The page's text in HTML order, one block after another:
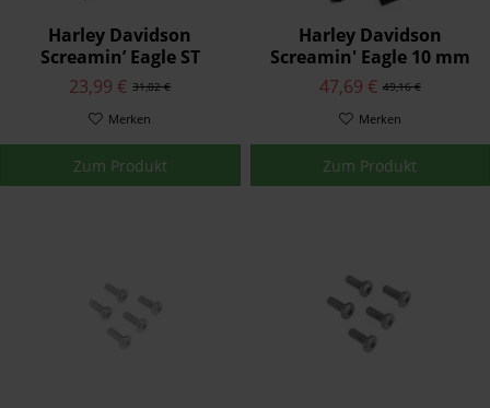
Harley Davidson
Screamin’ Eagle ST
Performance
Zündkerzen 31600106
31,02 €
23,99 €
Merken
Zum Produkt
Harley Davidson
Screamin' Eagle 10 mm
Phat Zündkerzenkabel
31937-99C
49,16 €
47,69 €
Merken
Zum Produkt